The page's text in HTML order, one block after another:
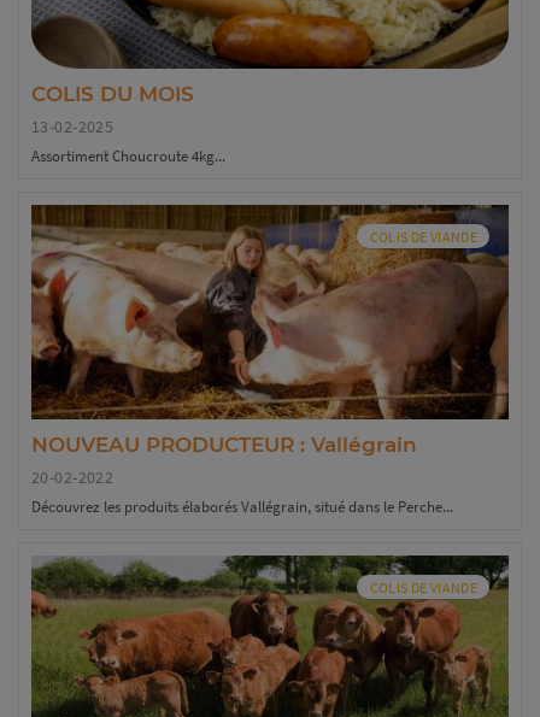
COLIS DU MOIS
13-02-2025
Assortiment Choucroute 4kg...
COLIS DE VIANDE
NOUVEAU PRODUCTEUR : Vallégrain
20-02-2022
Découvrez les produits élaborés Vallégrain, situé dans le Perche...
COLIS DE VIANDE